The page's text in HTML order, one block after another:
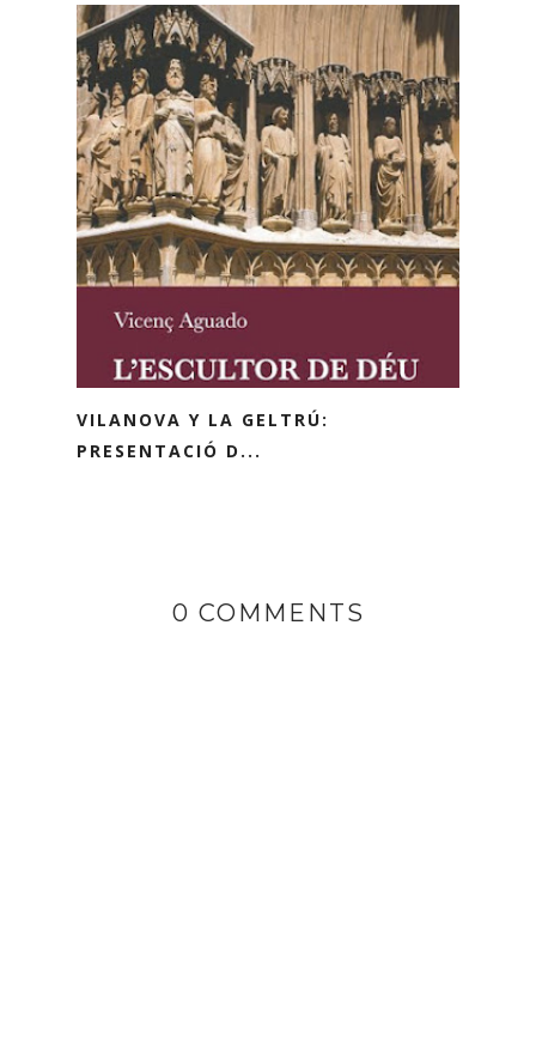
VILANOVA Y LA GELTRÚ:
PRESENTACIÓ D...
0 COMMENTS